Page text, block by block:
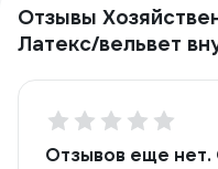
Отзывы
Латекс/вельвет
Отзывов еще нет.